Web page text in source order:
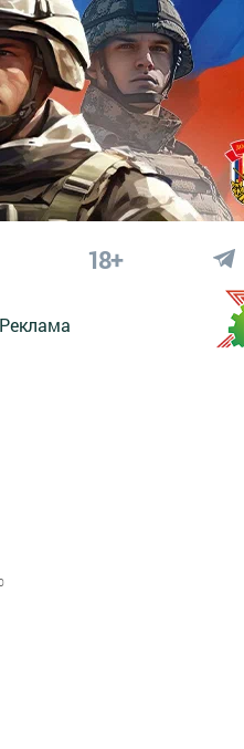
18+
Реклама